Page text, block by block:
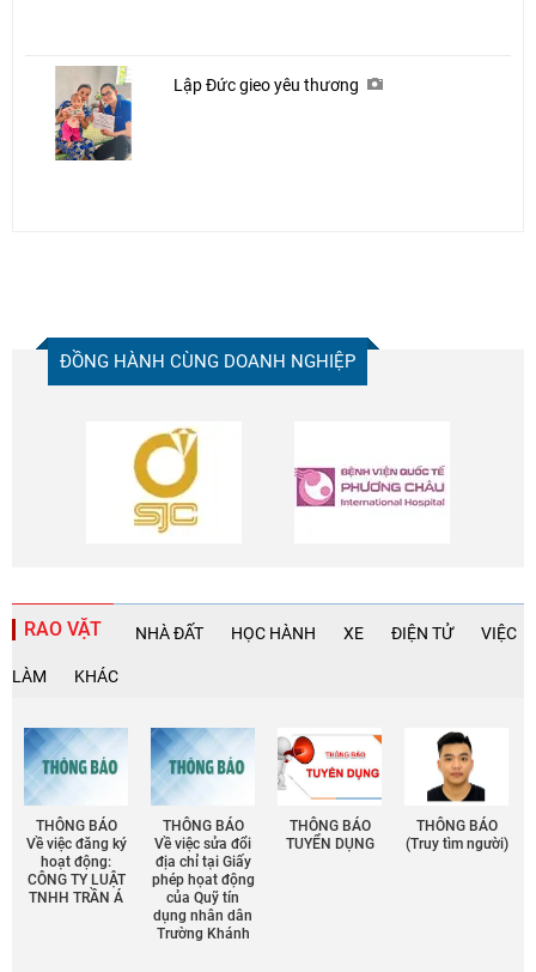
Lập Đức gieo yêu thương
ĐỒNG HÀNH CÙNG DOANH NGHIỆP
RAO VẶT NHÀ ĐẤT HỌC HÀNH XE ĐIỆN TỬ VIỆC
LÀM KHÁC
THÔNG BÁO
Về việc đăng ký
hoạt động:
CÔNG TY LUẬT
TNHH TRẦN Á
THÔNG BÁO
Về việc sửa đổi
địa chỉ tại Giấy
phép họat động
của Quỹ tín
dụng nhân dân
Trường Khánh
THÔNG BÁO
TUYỂN DỤNG
THÔNG BÁO
(Truy tìm người)